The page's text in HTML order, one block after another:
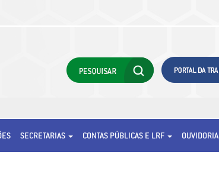
SECRETARIAS CONTAS PÚBLICAS E LRF OUVIDORIA